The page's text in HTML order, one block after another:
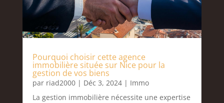
Pourquoi choisir cette agence
immobilière située sur Nice pour la
gestion de vos biens
par riad2000| Déc 3, 2024| Immo
La gestion immobilière nécessite une expertise